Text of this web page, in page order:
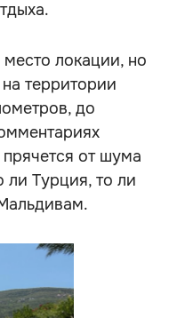
локации, но
территории
до
от шума
ли Турция, то ли